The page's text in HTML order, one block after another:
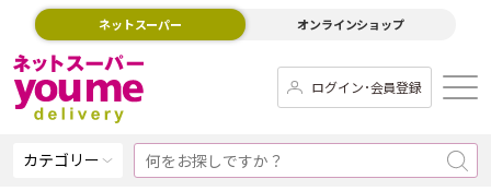
ネットスーパー オンラインショップ
ログイン･会員登録
カテゴリー